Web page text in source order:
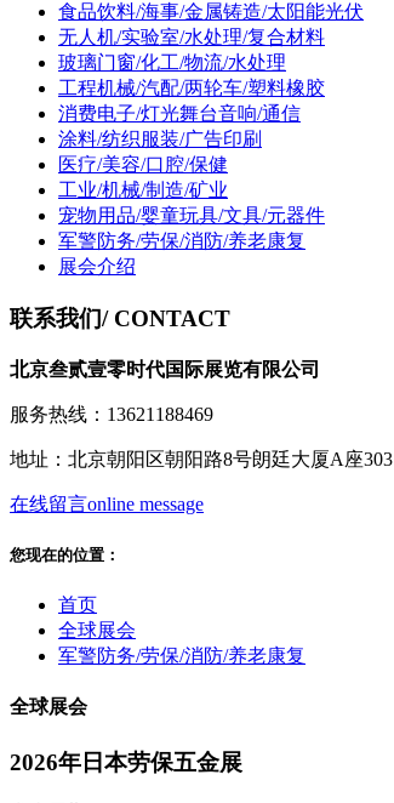
食品饮料/海事/金属铸造/太阳能光伏
无人机/实验室/水处理/复合材料
玻璃门窗/化工/物流/水处理
工程机械/汽配/两轮车/塑料橡胶
消费电子/灯光舞台音响/通信
涂料/纺织服装/广告印刷
医疗/美容/口腔/保健
工业/机械/制造/矿业
宠物用品/婴童玩具/文具/元器件
军警防务/劳保/消防/养老康复
展会介绍
联系我们/ CONTACT
北京叁贰壹零时代国际展览有限公司
服务热线：13621188469
地址：北京朝阳区朝阳路8号朗廷大厦A座303
在线留言online message
您现在的位置：
首页
全球展会
军警防务/劳保/消防/养老康复
全球展会
2026年日本劳保五金展